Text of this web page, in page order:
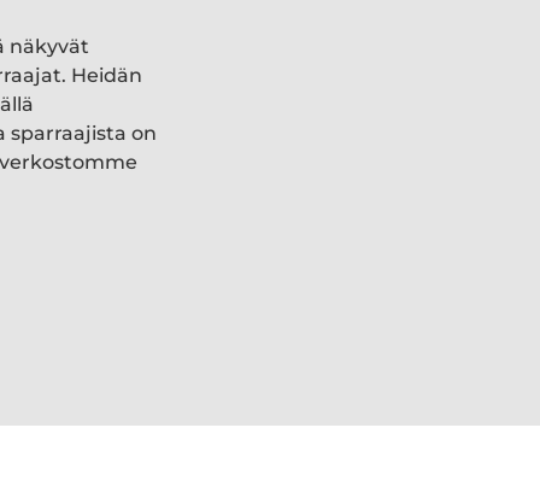
näkyvät
Heidän
sparraajista on